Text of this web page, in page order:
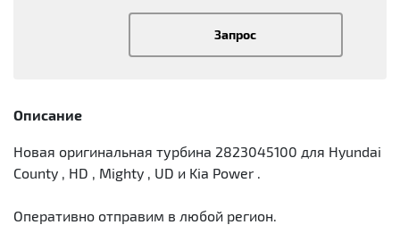
Запрос
Описание
Новая оригинальная турбина 2823045100 для Hyundai
County , HD , Mighty , UD и Kia Power .
Оперативно отправим в любой регион.